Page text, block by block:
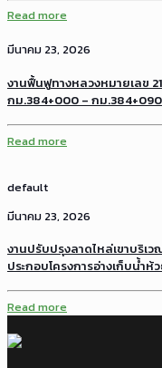
Read more
มีนาคม 23, 2026
งานฟื้นฟูทางหลวงหมายเลข
กม.384+000 – กม.384+090
Read more
default
มีนาคม 23, 2026
งานปรับปรุงลาดไหล่เขาบริเ
ประกอบโครงการอ่างเก็บน้ำห้
Read more